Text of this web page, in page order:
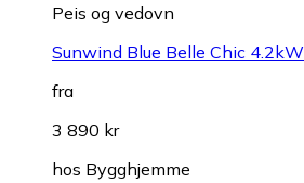
Peis og vedovn
Sunwind Blue Belle Chic 4.2kW
fra
3 890 kr
hos Bygghjemme